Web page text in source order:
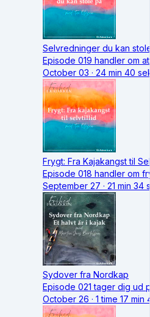
Selvredninger du kan
Episode 019 handler om
October 03 · 24 min 40
Frygt: Fra Kajakangst til
Episode 018 handler om
September 27 · 21 min 34
Sydover fra Nordkap
Episode 021 tager dig ud
October 26 · 1 time 17